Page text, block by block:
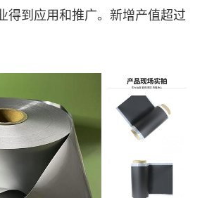
得到应用和推广。新增产值超过